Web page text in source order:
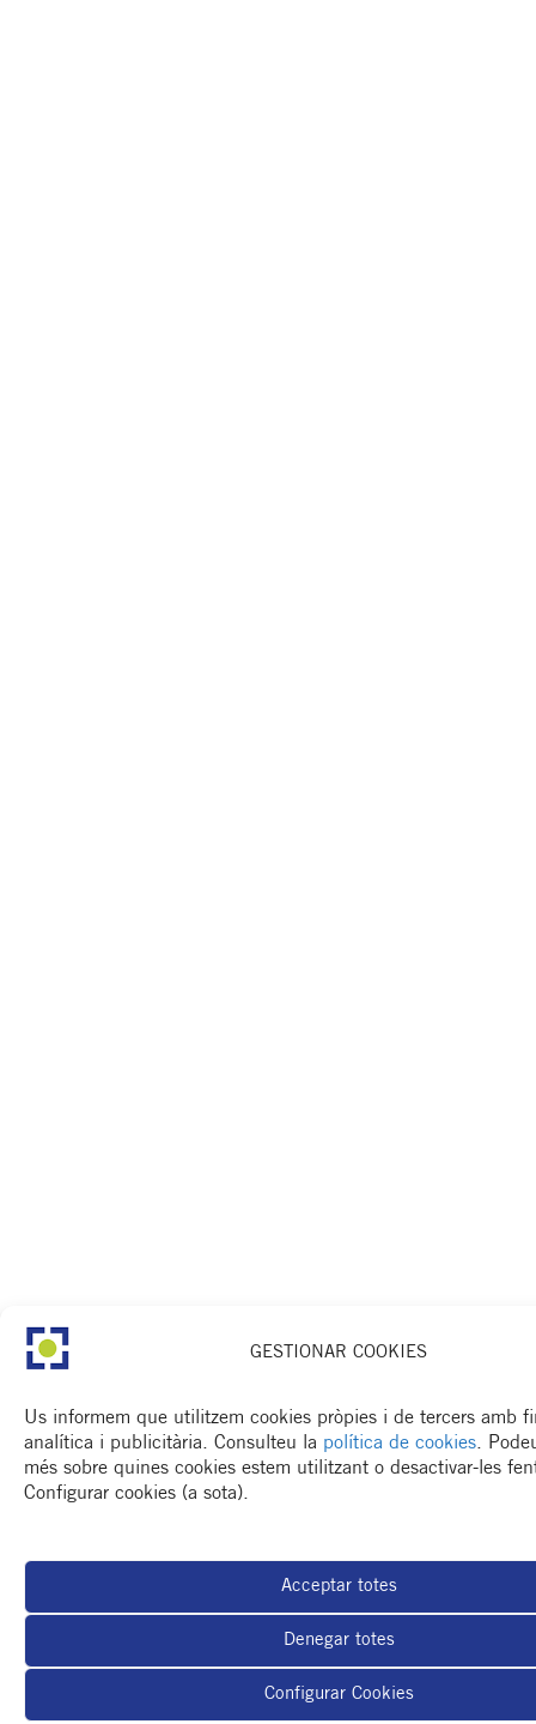
GESTIONAR COOKIES
Us informem que utilitzem cookies pròpies i de tercers amb
analítica i publicitària. Consulteu la política de cookies.
més sobre quines cookies estem utilitzant o desactivar-les
Configurar cookies (a sota).
Acceptar totes
Denegar totes
Configurar Cookies